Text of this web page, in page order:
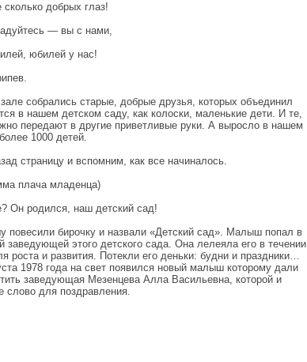
сколько добрых глаз!
— вы с нами,
юбилей у нас!
собрались старые, добрые друзья, которых объединил
в нашем детском саду, как колоски, маленькие дети. И те,
передают в другие приветливые руки. А выросло в нашем
1000 детей.
страницу и вспомним, как все начиналось.
плача младенца)
Он родился, наш детский сад!
бирочку и назвали «Детский сад». Малыш попал в
этого детского сада. Она лелеяла его в течении
роста и развития. Потекли его деньки: будни и праздники…
1978 года на свет появился новый малыш которому дали
заведующая Мезенцева Алла Васильевна, которой и
слово для поздравления.